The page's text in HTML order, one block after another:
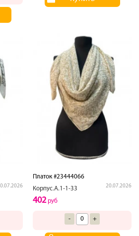
Платок #23444066
Корпус.А.1-1-33
20.07.2026
402руб
- +